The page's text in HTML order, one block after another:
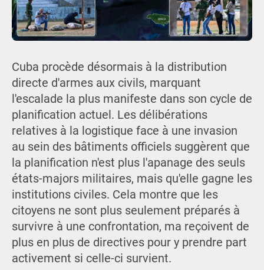
Cuba procède désormais à la distribution
directe d'armes aux civils, marquant
l'escalade la plus manifeste dans son cycle de
planification actuel. Les délibérations
relatives à la logistique face à une invasion
au sein des bâtiments officiels suggèrent que
la planification n'est plus l'apanage des seuls
états-majors militaires, mais qu'elle gagne les
institutions civiles. Cela montre que les
citoyens ne sont plus seulement préparés à
survivre à une confrontation, ma reçoivent de
plus en plus de directives pour y prendre part
activement si celle-ci survient.